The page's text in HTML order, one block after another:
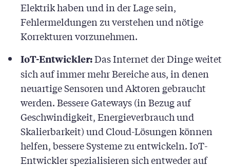
Elektrik haben und in der Lage sein,
Fehlermeldungen zu verstehen und nötige
Korrekturen vorzunehmen.
IoT-Entwickler:Das Internet der Dinge weitet
sich auf immer mehr Bereiche aus, in denen
neuartige Sensoren und Aktoren gebraucht
werden. Bessere Gateways (in Bezug auf
Geschwindigkeit, Energieverbrauch und
Skalierbarkeit) und Cloud-Lösungen können
helfen, bessere Systeme zu entwickeln. IoT-
Entwickler spezialisieren sich entweder auf